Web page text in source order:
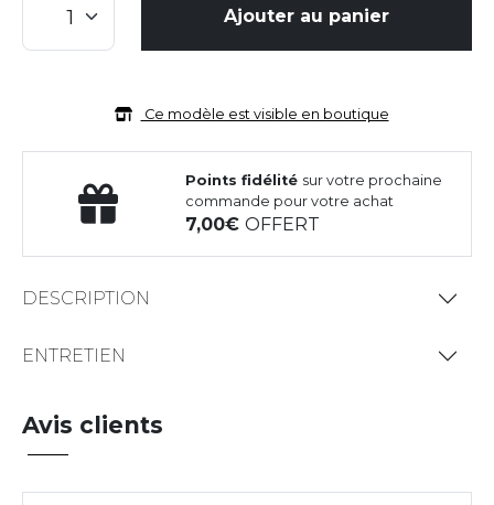
Ajouter au panier
Ce modèle est visible en boutique
Points fidélité sur votre prochaine
commande pour votre achat
7,00OFFERT
DESCRIPTION
ENTRETIEN
Avis clients